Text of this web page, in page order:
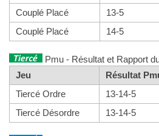
Couplé Placé
13-5
Couplé Placé
14-5
Pmu - Résultat et Rapport
Jeu
Résultat
Tiercé Ordre
13-14-5
Tiercé Désordre
13-14-5